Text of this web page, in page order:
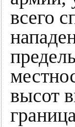
всего
высот